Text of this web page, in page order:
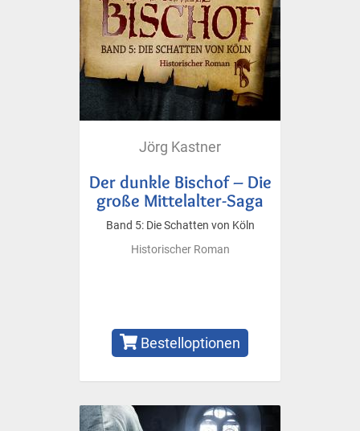
Jörg Kastner
Der dunkle Bischof – Die
große Mittelalter-Saga
Band 5: Die Schatten von Köln
Historischer Roman
Bestelloptionen